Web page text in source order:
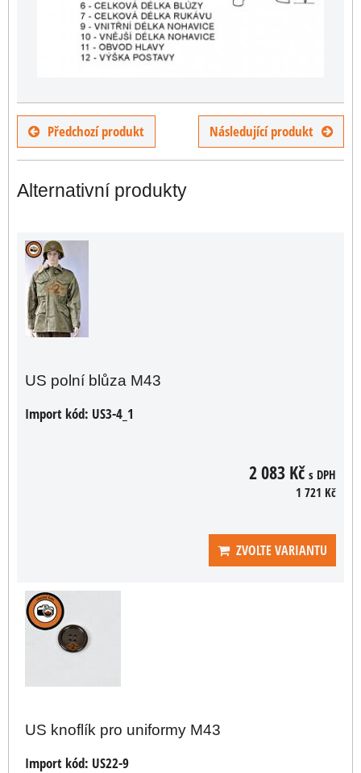
Předchozí produkt Následující produkt
Alternativní produkty
US polní blůza M43
Import kód: US3-4_1
2 083 Kč s DPH
1 721 Kč
ZVOLTE VARIANTU
US knoflík pro uniformy M43
Import kód: US22-9